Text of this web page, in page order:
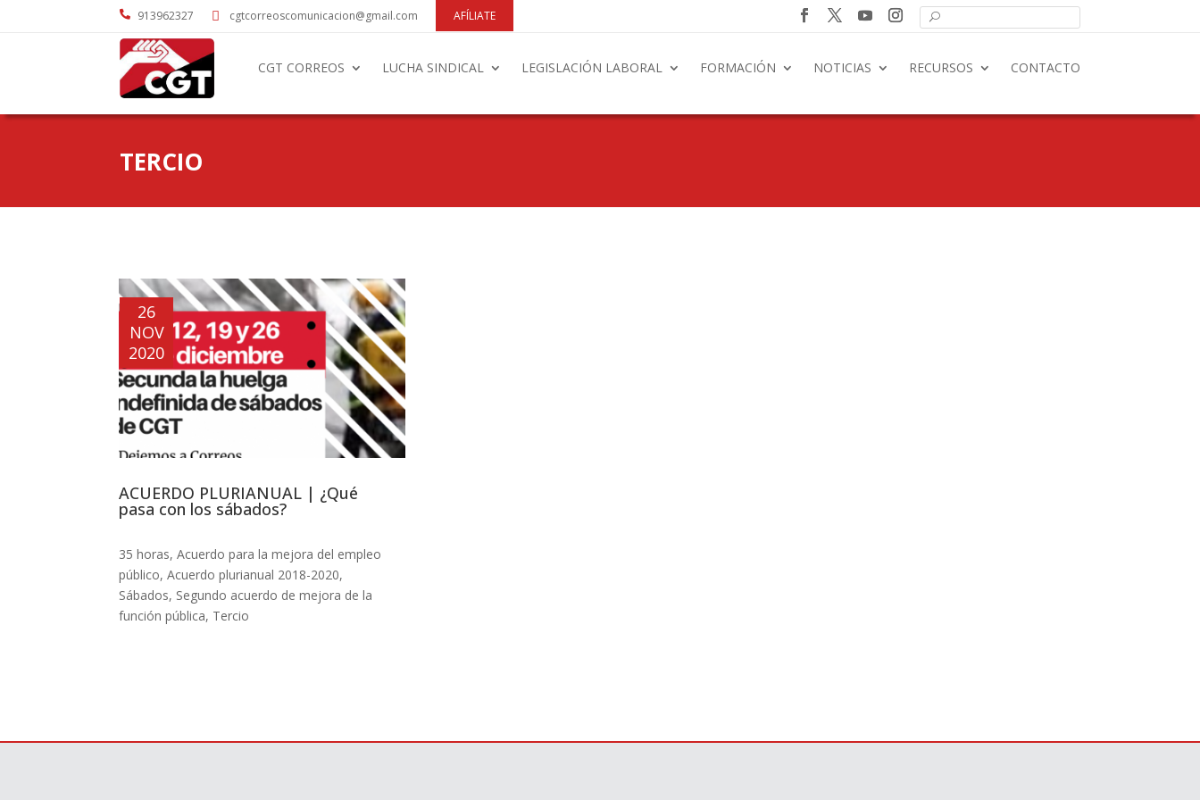
 913962327  cgtcorreoscomunicacion@gmail.com AFÍLIATE
CGT CORREOS LUCHA SINDICAL LEGISLACIÓN LABORAL FORMACIÓN NOTICIAS RECURSOS CONTACTO
TERCIO
ACUERDO PLURIANUAL | ¿Qué
pasa con los sábados?
26
NOV
2020
35 horas,Acuerdo para la mejora del empleo
público,Acuerdo plurianual 2018-2020,
Sábados, Segundo acuerdo de mejora de la
función pública, Tercio